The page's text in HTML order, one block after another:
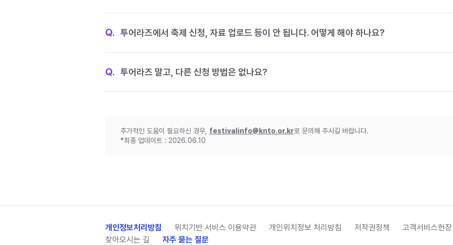
Q. 투어라즈에서 축제 신청, 자료 업로드 등이 안 됩니다. 어떻게 해야 하나요?
Q. 투어라즈 말고, 다른 신청 방법은 없나요?
추가적인 도움이 필요하신 경우, festivalinfo@knto.or.kr로 문의해 주시길 바랍니다.
*최종 업데이트 : 2026.06.10
개인정보처리방침 위치기반 서비스 이용약관 개인위치정보 처리방침 저작권정책 고객서비스헌장
찾아오시는 길
자주 묻는 질문